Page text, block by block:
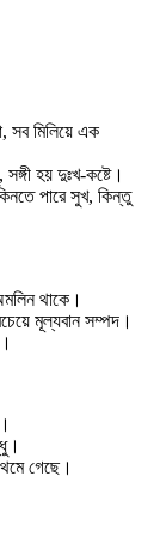
সব মিলিয়ে এক
হয় দুঃখ-কষ্টে।
পারে সুখ, কিন্তু
থাকে।
মূল্যবান সম্পদ।
গেছে।